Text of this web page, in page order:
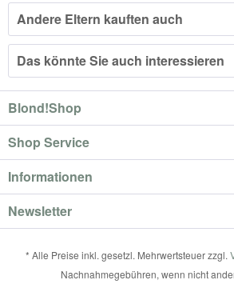
Andere Eltern kauften auch
Das könnte Sie auch interessieren
Blond!Shop
Shop Service
Informationen
Newsletter
* Alle Preise inkl. gesetzl. Mehrwertsteuer zzgl.
Nachnahmegebühren, wenn nicht